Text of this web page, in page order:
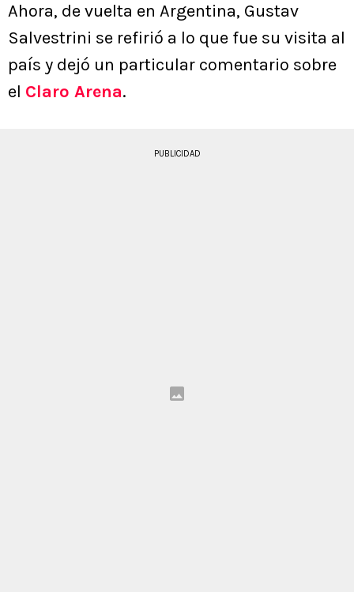
Ahora, de vuelta en Argentina, Gustav
Salvestrini se refirió a lo que fue su visita al
país y dejó un particular comentario sobre
el Claro Arena.
PUBLICIDAD